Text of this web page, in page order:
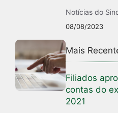
Notícias do
08/08/2023
Mais
Filiados
contas do
2021